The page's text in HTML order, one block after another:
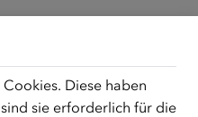
Diese haben
sie erforderlich für die